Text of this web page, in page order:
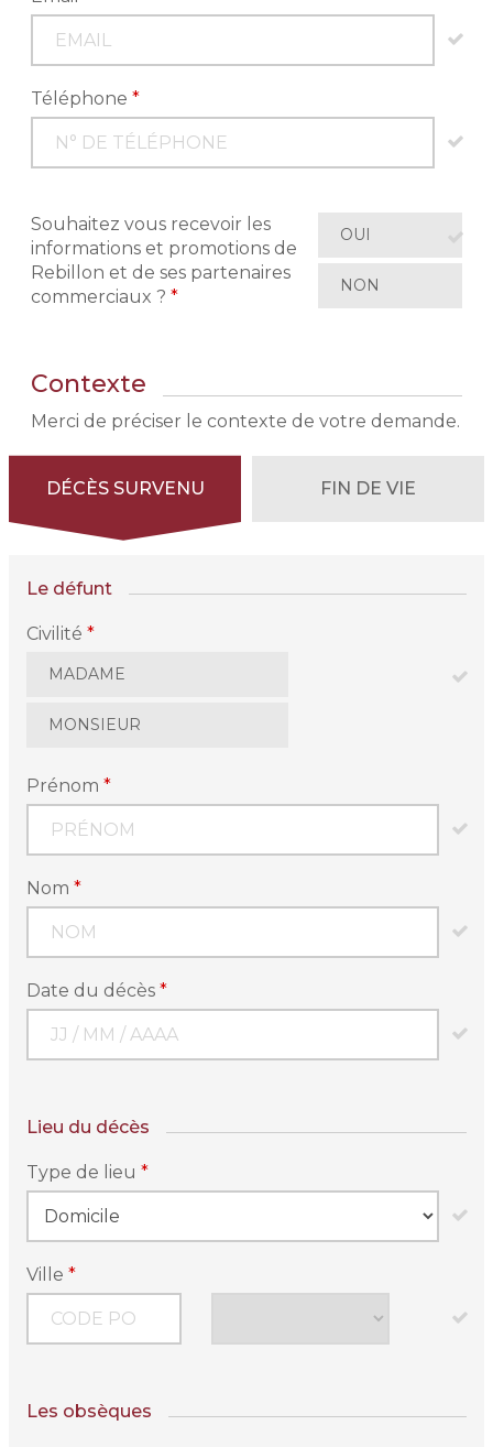
Téléphone*
Souhaitez vous recevoir les
informations et promotions de
Rebillon et de ses partenaires
commerciaux ?*
OUI
NON
Contexte
Merci de préciser le contexte de votre demande.
DÉCÈS SURVENU FIN DE VIE
Le défunt
Civilité*
MADAME
MONSIEUR
Prénom*
Nom*
Date du décès*
Lieu du décès
Type de lieu*
Ville*
Les obsèques